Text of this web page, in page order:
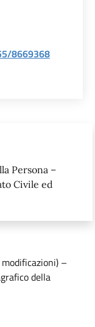
8669368
Persona –
Civile ed
–
della